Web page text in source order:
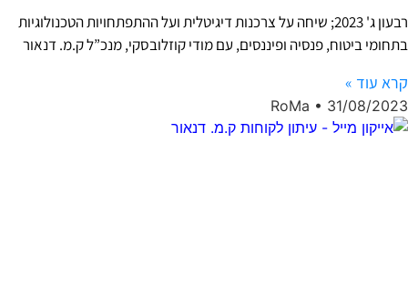
רבעון ג' 2023; שיחה על צרכנות דיגיטלית ועל ההתפתחויות הטכנולוגיות
בתחומי ביטוח, פנסיה ופיננסים, עם מודי קוזלובסקי, מנכ”ל ק.מ. דנאור
קרא עוד »
RoMa 31/08/2023